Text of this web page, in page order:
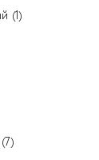
(1)
(7)